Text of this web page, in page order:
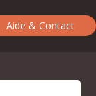
Aide & Contact